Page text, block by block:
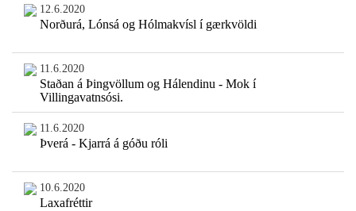
12.6.2020
Norðurá, Lónsá og Hólmakvísl í gærkvöldi
11.6.2020
Staðan á Þingvöllum og Hálendinu - Mok í
Villingavatnsósi.
11.6.2020
Þverá - Kjarrá á góðu róli
10.6.2020
Laxafréttir